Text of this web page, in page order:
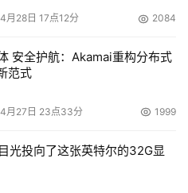
月28日 17点12分 2084
安全护航：Akamai重构分布式
范式
月27日 23点33分 1999
光投向了这张英特尔的32G显